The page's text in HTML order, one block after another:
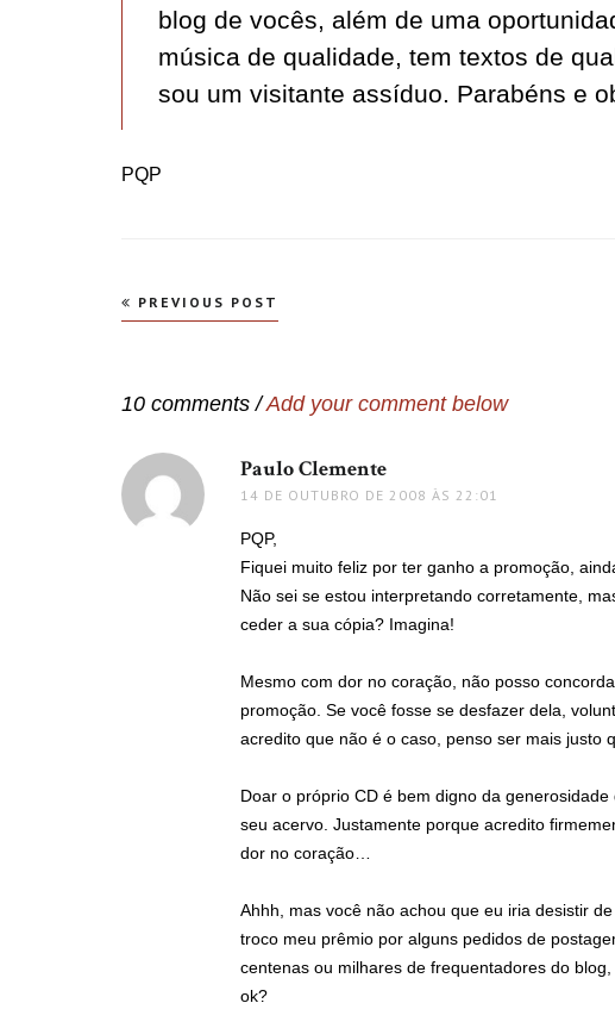
blog de vocês, além de uma
música de qualidade, tem textos de
sou um visitante assíduo. Parabéns e
PQP
Navegação
PREVIOUS POST
10 comments /Add your comment below
Paulo Clemente
14 DE OUTUBRO DE 2008 ÀS 22:01
PQP,
Fiquei muito feliz por ter ganho a promoção,
Não sei se estou interpretando corretamente,
ceder a sua cópia? Imagina!
Mesmo com dor no coração, não posso
promoção. Se você fosse se desfazer dela,
acredito que não é o caso, penso ser mais justo
Doar o próprio CD é bem digno da
seu acervo. Justamente porque acredito
dor no coração…
Ahhh, mas você não achou que eu iria desistir
troco meu prêmio por alguns pedidos de
centenas ou milhares de frequentadores do
ok?